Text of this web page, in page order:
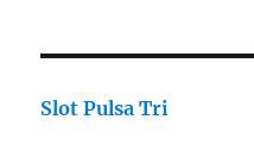
Slot Pulsa Tri